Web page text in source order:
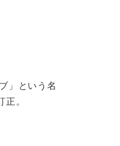
」という名
。